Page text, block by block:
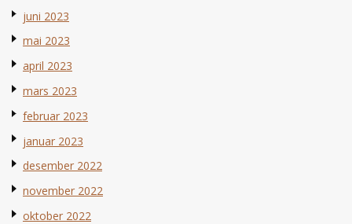
juni 2023
mai 2023
april 2023
mars 2023
februar 2023
januar 2023
desember 2022
november 2022
oktober 2022